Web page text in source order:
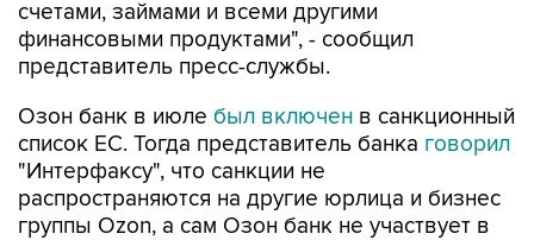
счетами, займами и всеми другими
финансовыми продуктами", - сообщил
представитель пресс-службы.
Озон банк в июле был включен в санкционный
список ЕС. Тогда представитель банка говорил
"Интерфаксу", что санкции не
распространяются на другие юрлица и бизнес
группы Ozon, а сам Озон банк не участвует в